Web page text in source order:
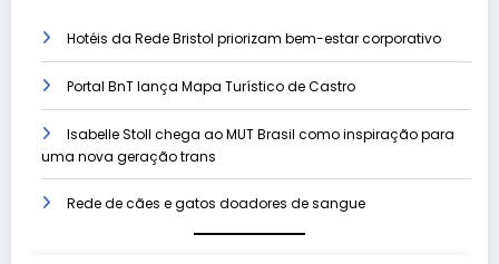
Hotéis da Rede Bristol priorizam bem-estar corporativo
Portal BnT lança Mapa Turístico de Castro
Isabelle Stoll chega ao MUT Brasil como inspiração para
uma nova geração trans
Rede de cães e gatos doadores de sangue